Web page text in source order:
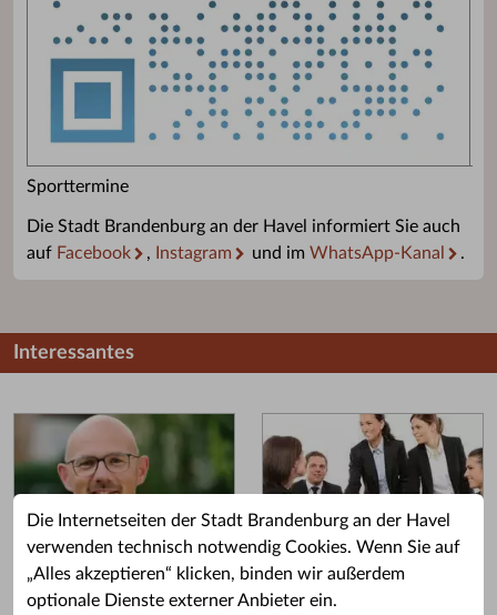
Die Internetseiten der Stadt Brandenburg an der Havel
verwenden technisch notwendig Cookies. Wenn Sie auf
„Alles akzeptieren“ klicken, binden wir außerdem
optionale Dienste externer Anbieter ein.
Sporttermine
Die Stadt Brandenburg an der Havel informiert Sie auch
auf Facebook , Instagram und im WhatsApp-Kanal .
Interessantes
Grußwort des OB